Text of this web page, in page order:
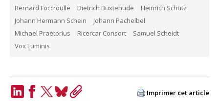
Bernard Foccroulle Dietrich Buxtehude
Heinrich Schütz
Johann Hermann Schein
Johann Pachelbel
Michael Praetorius
Ricercar Consort
Samuel Scheidt
Vox Luminis
Imprimer cet article